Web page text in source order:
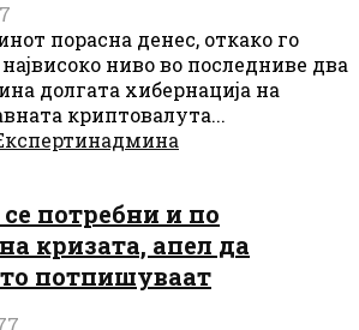
порасна денес, откако го
ниво во последниве два
долгата хибернација на
криптовалута...
надмина
потребни и по
кризата, апел да
потпишуваат